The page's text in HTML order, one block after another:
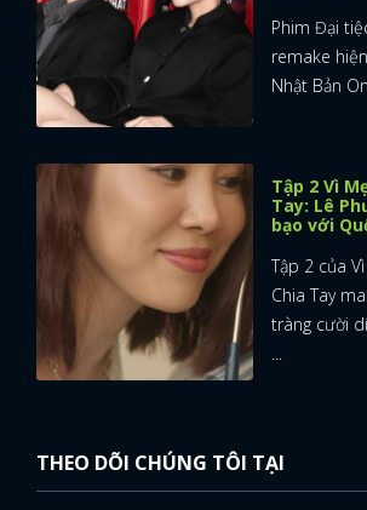
Phim Đại
remake
Nhật Bản
Tập 2 Vì
Tay: Lê
bạo với
Tập 2 của
Chia Tay
tràng cười
...
THEO DÕI CHÚNG TÔI TẠI